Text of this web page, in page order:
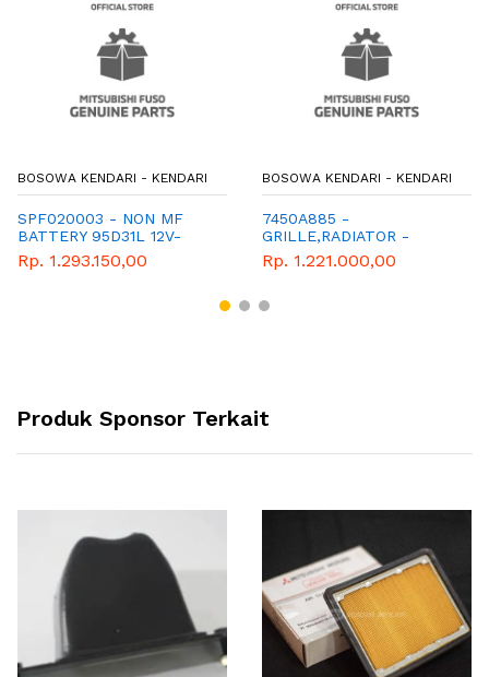
BOSOWA KENDARI - KENDARI
SPF020003 - NON MF
BATTERY 95D31L 12V-
80AH - MITSUBISHI -
GENUINE
Rp. 1.293.150,00
BOSOWA KENDARI - KENDARI
7450A885 -
GRILLE,RADIATOR -
MITSUBISHI - GENUINE
Rp. 1.221.000,00
Produk Sponsor Terkait